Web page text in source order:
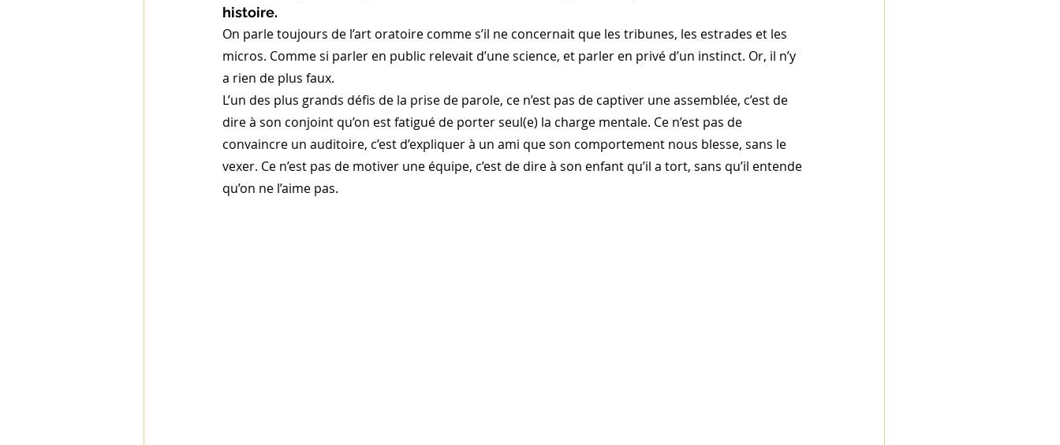
histoire.
On parle toujours de l’art oratoire comme s’il ne concernait que les tribunes, les estrades et les
micros. Comme si parler en public relevait d’une science, et parler en privé d’un instinct. Or, il n’y
a rien de plus faux.
L’un des plus grands défis de la prise de parole, ce n’est pas de captiver une assemblée, c’est de
dire à son conjoint qu’on est fatigué de porter seul(e) la charge mentale. Ce n’est pas de
convaincre un auditoire, c’est d’expliquer à un ami que son comportement nous blesse, sans le
vexer. Ce n’est pas de motiver une équipe, c’est de dire à son enfant qu’il a tort, sans qu’il entende
qu’on ne l’aime pas.